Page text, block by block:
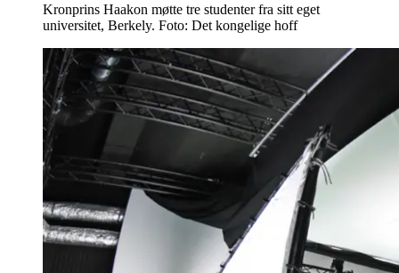
Kronprins Haakon møtte tre studenter fra sitt eget
universitet, Berkely. Foto: Det kongelige hoff